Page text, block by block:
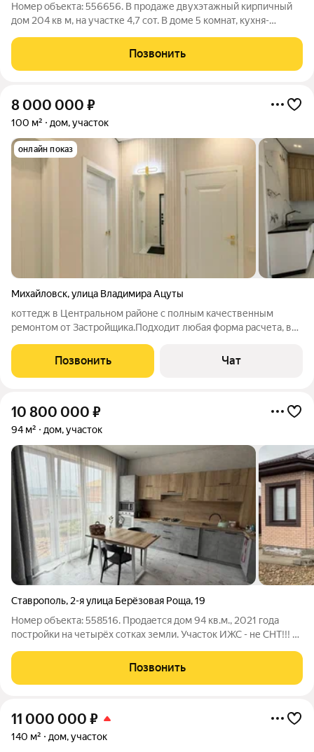
Номер объекта: 556656. В продаже двухэтажный кирпичный
дом 204 кв м, на участке 4,7 сот. В доме 5 комнат, кухня-
один гостевой дом, площадью 68 кв м , 2 комнаты, кухня,
совмещенный санузел,
Позвонить
8 000 000 ₽
100 м² дом, участок
онлайн показ
Михайловск,улица Владимира Ацуты
коттедж в Центральном районе с полным качественным
ремонтом от Застройщика.Подходит любая форма расчета, в
комнаты,кухня столовая,сан/узел ,кладовая. В кухне
установлена встроенная мебель с
Позвонить Чат
10 800 000 ₽
94 м² дом, участок
Ставрополь, 2-я улица Берёзовая Роща,19
Номер объекта: 558516. Продается дом 94 кв.м., 2021 года
постройки на четырёх сотках земли. Участок ИЖС - не СНТ!!! В
теплые полы, керамогранит по всему дому. , с/у раздельный.
Сплит система.
Позвонить
11 000 000 ₽
140 м² дом, участок